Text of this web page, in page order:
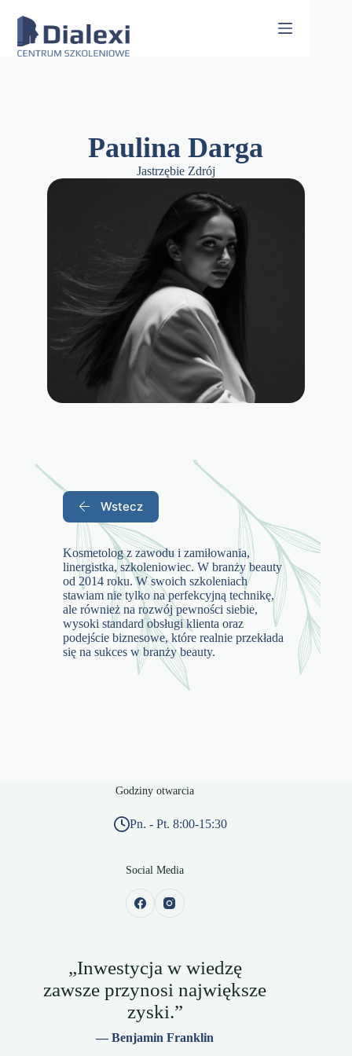
content
Paulina Darga
Jastrzębie Zdrój
Wstecz
Kosmetolog z zawodu i zamiłowania,
linergistka, szkoleniowiec. W branży beauty
od 2014 roku. W swoich szkoleniach
stawiam nie tylko na perfekcyjną technikę,
ale również na rozwój pewności siebie,
wysoki standard obsługi klienta oraz
podejście biznesowe, które realnie przekłada
się na sukces w branży beauty.
Godziny otwarcia
Pn. - Pt. 8:00-15:30
Social Media
„Inwestycja w wiedzę
zawsze przynosi największe
zyski.”
— Benjamin Franklin